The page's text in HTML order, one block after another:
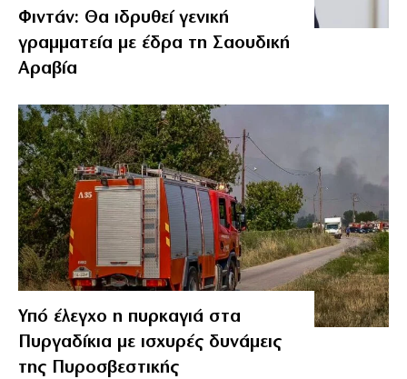
Φιντάν: Θα ιδρυθεί γενική
γραμματεία με έδρα τη Σαουδική
Αραβία
Υπό έλεγχο η πυρκαγιά στα
Πυργαδίκια με ισχυρές δυνάμεις
της Πυροσβεστικής